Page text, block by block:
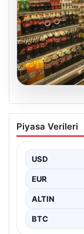
Enflasyon
Piyasa Verileri
USD
EUR
ALTIN
BTC